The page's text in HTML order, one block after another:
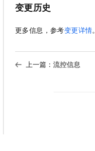
变更历史
更多信息，参考变更详情。
上一篇： 流控信息